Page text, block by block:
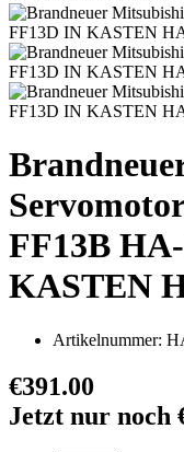
FF13B
KASTEN
Artikelnummer:
€391.00
Jetzt nur noch